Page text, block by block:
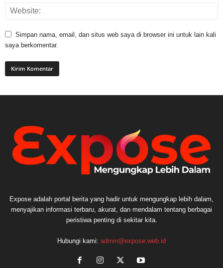
Simpan nama, email, dan situs web saya di browser ini untuk lain kali
saya berkomentar.
Expose adalah portal berita yang hadir untuk mengungkap lebih dalam,
menyajikan informasi terbaru, akurat, dan mendalam tentang berbagai
peristiwa penting di sekitar kita.
Hubungi kami: admin@expose.web.id